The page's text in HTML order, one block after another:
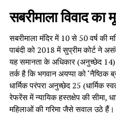
सबरीमाला विवाद का
सबरीमाला मंदिर में 10 से 50 वर्ष की
पाबंदी को 2018 में सुप्रीम कोर्ट ने
यह समानता के अधिकार (अनुच्छेद
तर्क है कि भगवान अयप्पा को ‘नैष्ठिक
धार्मिक परंपरा अनुच्छेद 25 (धार्मिक
रेफरेंस में न्यायिक हस्तक्षेप की सीमा,
महिलाओं की गरिमा जैसे सवाल उठे हैं।